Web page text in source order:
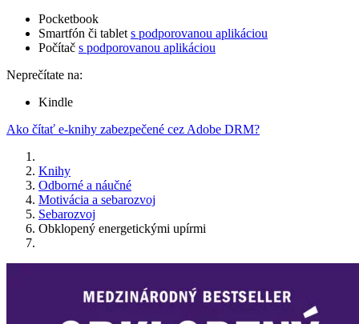
Pocketbook
Smartfón či tablet s podporovanou aplikáciou
Počítač s podporovanou aplikáciou
Neprečítate na:
Kindle
Ako čítať e-knihy zabezpečené cez Adobe DRM?
Knihy
Odborné a náučné
Motivácia a sebarozvoj
Sebarozvoj
Obklopený energetickými upírmi